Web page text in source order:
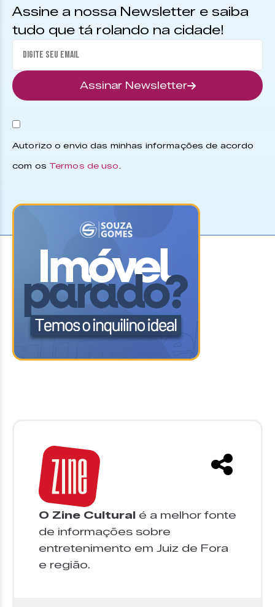
Assine a nossa Newsletter e saiba
tudo que tá rolando na cidade!
Assinar Newsletter
Autorizo o envio das minhas informações de acordo
com os Termos de uso.
O Zine Cultural é a melhor fonte
de informações sobre
entretenimento em Juiz de Fora
e região.